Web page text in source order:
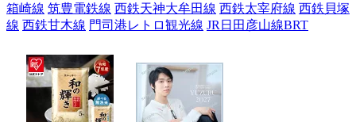
箱崎線 筑豊電鉄線 西鉄天神大牟田線 西鉄太宰府線 西鉄貝塚
線 西鉄甘木線 門司港レトロ観光線 JR日田彦山線BRT